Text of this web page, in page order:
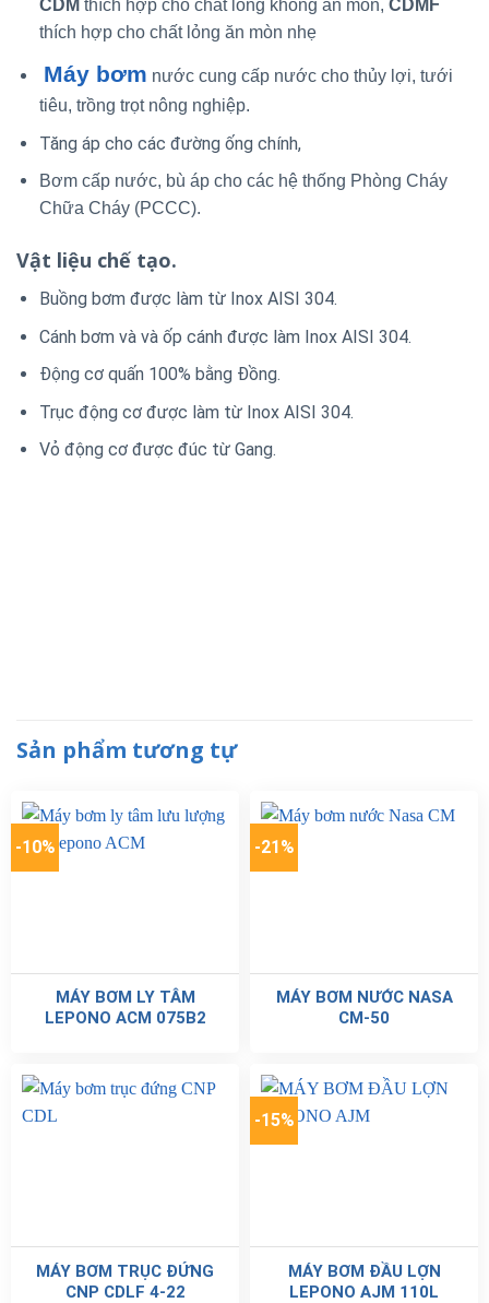
CDM thích hợp cho chất lỏng không ăn mòn, CDMF
thích hợp cho chất lỏng ăn mòn nhẹ
Máy bơm nước cung cấp nước cho thủy lợi, tưới
tiêu, trồng trọt nông nghiệp.
Tăng áp cho các đường ống chính,
Bơm cấp nước, bù áp cho các hệ thống Phòng Cháy
Chữa Cháy (PCCC).
Vật liệu chế tạo.
Buồng bơm được làm từ Inox AISI 304.
Cánh bơm và và ốp cánh được làm Inox AISI 304.
Động cơ quấn 100% bằng Đồng.
Trục động cơ được làm từ Inox AISI 304.
Vỏ động cơ được đúc từ Gang.
Sản phẩm tương tự
-10%
MÁY BƠM LY TÂM
LEPONO ACM 075B2
-21%
MÁY BƠM NƯỚC NASA
CM-50
MÁY BƠM TRỤC ĐỨNG
CNP CDLF 4-22
-15%
MÁY BƠM ĐẦU LỢN
LEPONO AJM 110L